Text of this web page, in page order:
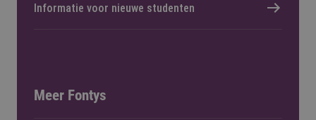
Informatie voor nieuwe studenten
Meer Fontys